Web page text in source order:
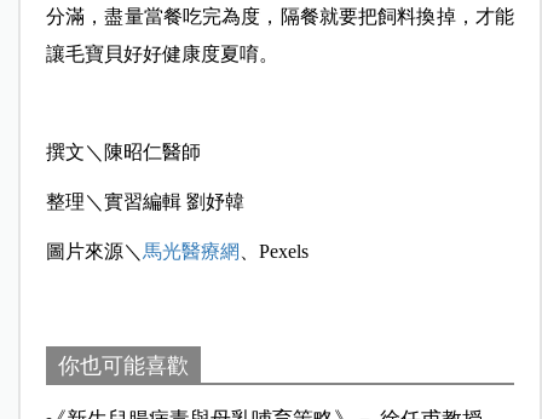
分滿，盡量當餐吃完為度，隔餐就要把飼料換掉，才能
讓毛寶貝好好健康度夏唷。
撰文＼陳昭仁醫師
整理＼實習編輯 劉妤韓
圖片來源＼ 馬光醫療網 、Pexels
你也可能喜歡